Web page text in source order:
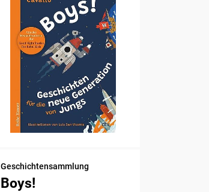
Geschichtensammlung
Boys!